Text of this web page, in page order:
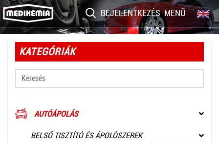
BEJELENTKEZÉS MENÜ
KATEGÓRIÁK
AUTÓÁPOLÁS
BELSŐ TISZTÍTÓ ÉS ÁPOLÓSZEREK